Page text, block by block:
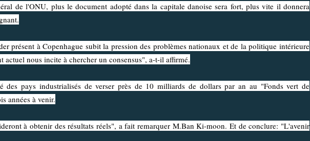
de l'ONU, plus le document adopté dans la capitale danoise sera fort, plus vite il donnera
à Copenhague subit la pression des problèmes nationaux et de la politique intérieure
actuel nous incite à chercher un consensus", a-t-il affirmé.
industrialisés de verser près de 10 milliards de dollars par an au "Fonds vert de
années à venir.
à obtenir des résultats réels", a fait remarquer M.Ban Ki-moon. Et de conclure: "L'avenir